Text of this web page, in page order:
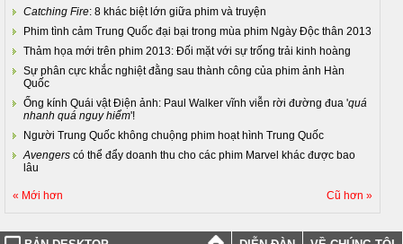
Catching Fire: 8 khác biệt lớn giữa phim và truyện
Phim tình cảm Trung Quốc đại bại trong mùa phim Ngày Độc thân 2013
Thảm họa mới trên phim 2013: Đối mặt với sự trống trải kinh hoàng
Sự phân cực khắc nghiệt đằng sau thành công của phim ảnh Hàn
Quốc
Ống kính Quái vật Điện ảnh: Paul Walker vĩnh viễn rời đường đua 'quá
nhanh quá nguy hiểm'!
Người Trung Quốc không chuộng phim hoạt hình Trung Quốc
Avengers có thể đẩy doanh thu cho các phim Marvel khác được bao
lâu
« Mới hơn Cũ hơn »